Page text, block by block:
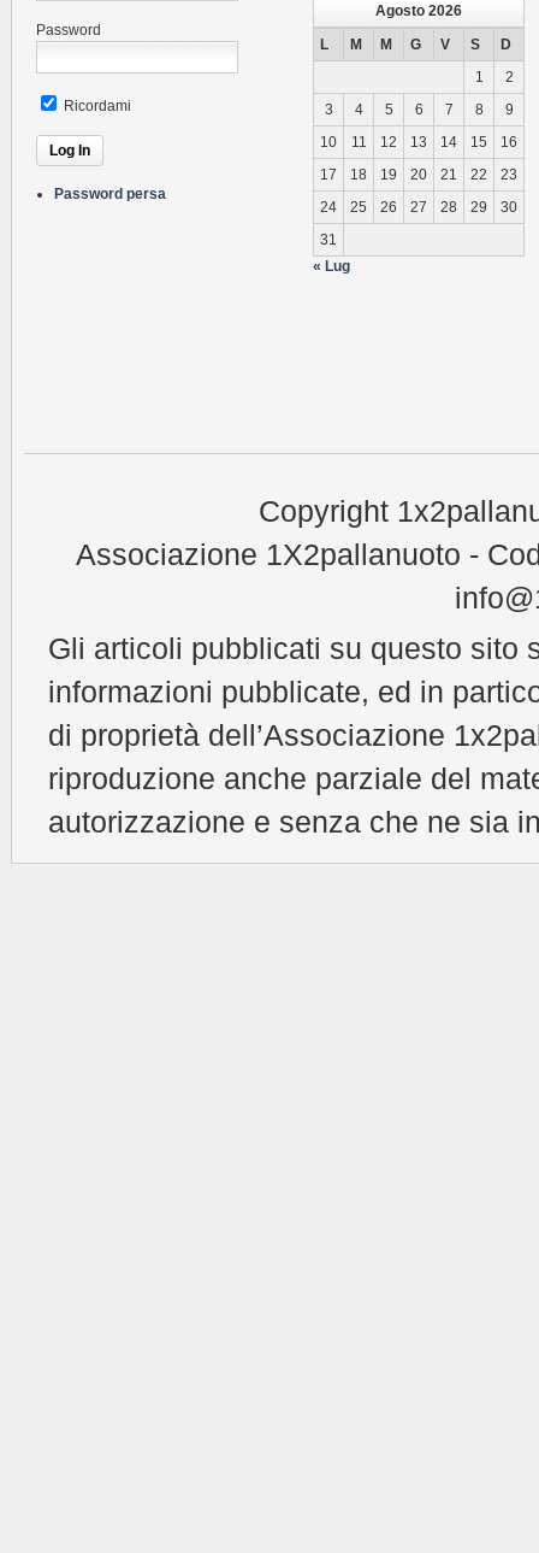
Password
Ricordami
Password persa
Agosto 2026
L
M M G V S
D
1
2
3
4 5 6 7 8
9
10
11 12 13 14 15
16
17
18 19 20 21 22
23
24
25 26 27 28 29
30
31
« Lug
Copyright
Associazione 1X2pallanuoto -
Gli articoli pubblicati su questo sito
informazioni pubblicate, ed in
di proprietà dell’Associazione
riproduzione anche parziale del
autorizzazione e senza che ne sia